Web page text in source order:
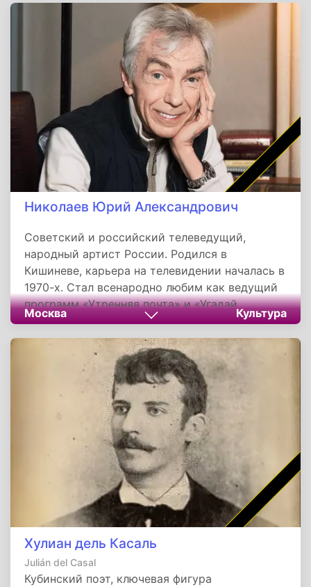
его наследие было переосмыслено дочерью и
внучкой, превратившей семейное дело в
глобальную империю высокой моды.
Николаев Юрий Александрович
Советский и российский телеведущий,
народный артист России. Родился в
Кишиневе, карьера на телевидении началась в
1970-х. Стал всенародно любим как ведущий
программ «Утренняя почта» и «Угадай
мелодию». Награжден орденами Дружбы и
Почета. Скончался в Москве в ноябре 2025
года после тяжелой болезни.
Москва Культура
Хулиан дель Касаль
Julián del Casal
Кубинский поэт, ключевая фигура